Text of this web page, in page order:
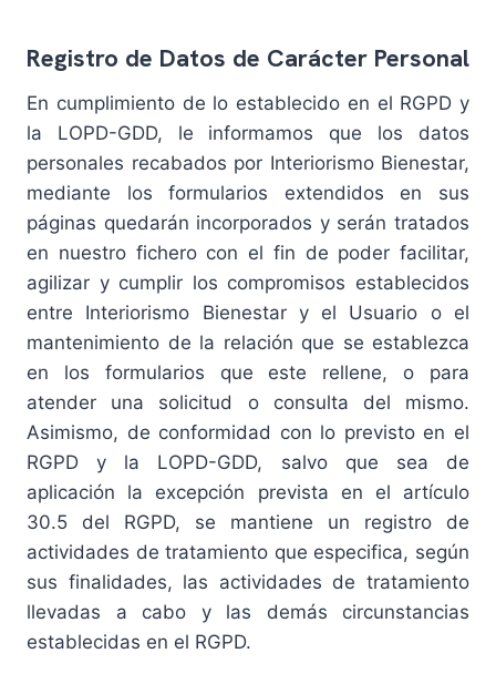
Registro de Datos de Carácter Personal
En cumplimiento de lo establecido en el RGPD y
la LOPD-GDD, le informamos que los datos
personales recabados por Interiorismo Bienestar,
mediante los formularios extendidos en sus
páginas quedarán incorporados y serán tratados
en nuestro fichero con el fin de poder facilitar,
agilizar y cumplir los compromisos establecidos
entre Interiorismo Bienestar y el Usuario o el
mantenimiento de la relación que se establezca
en los formularios que este rellene, o para
atender una solicitud o consulta del mismo.
Asimismo, de conformidad con lo previsto en el
RGPD y la LOPD-GDD, salvo que sea de
aplicación la excepción prevista en el artículo
30.5 del RGPD, se mantiene un registro de
actividades de tratamiento que especifica, según
sus finalidades, las actividades de tratamiento
llevadas a cabo y las demás circunstancias
establecidas en el RGPD.